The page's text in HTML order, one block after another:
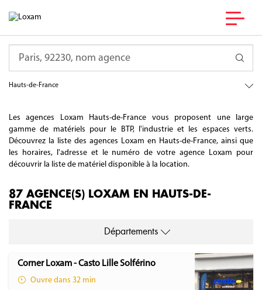
Hauts-de-France
Les agences Loxam Hauts-de-France vous proposent une large
gamme de matériels pour le BTP, l'industrie et les espaces verts.
Découvrez la liste des agences Loxam en Hauts-de-France, ainsi que
les horaires, l'adresse et le numéro de votre agence Loxam pour
découvrir la liste de matériel disponible à la location.
87 AGENCE(S) LOXAM EN HAUTS-DE-
FRANCE
Départements
Corner Loxam - Casto Lille Solférino
Ouvre dans 32 min